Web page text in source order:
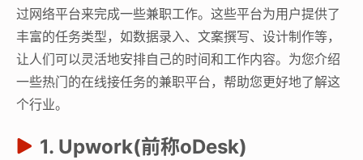
过网络平台来完成一些兼职工作。这些平台为用户提供了
丰富的任务类型，如数据录入、文案撰写、设计制作等，
让人们可以灵活地安排自己的时间和工作内容。为您介绍
一些热门的在线接任务的兼职平台，帮助您更好地了解这
个行业。
1. Upwork(前称oDesk)